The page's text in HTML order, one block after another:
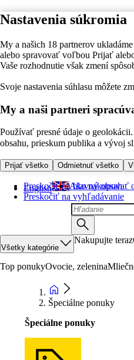
Nastavenia súkromia
My a našich 18 partnerov
alebo spravovať voľbou Prijať
Vaše rozhodnutie však zmení
Svoje nastavenia súhlasu môžete
My a naši partneri
Používať presné údaje o
obsahu, prieskum publika a vývoj
Prijať všetko Odmietnuť všetko
Preskočiť na hlavný obsah
Preskočiť na vyhľadávanie
English Ako nakupovať
Všetky kategórie
Nakupujte teraz
Top ponukyOvocie, zelenina
Špeciálne ponuky
Špeciálne ponuky